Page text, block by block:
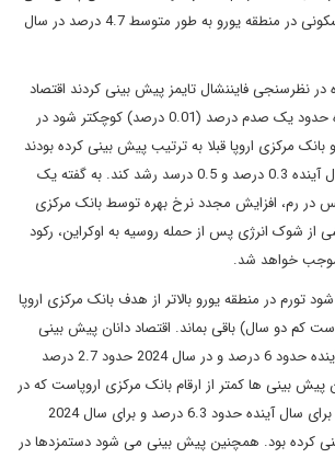
می کنند قیمت منازل مسکونی در منطقه یورو به طور متوسط 4.7 درصد در سال
در نظرسنجی فایننشال تایمز پیش بینی کردند اقتصاد
منطقه یورو در سال آینده حدود یک صدم درصد (0.01 درصد) کوچکتر شود در
مرکزی اروپا قبلا به ترتیب پیش بینی کرده بودند
اقتصاد منطقه یورو در سال آینده 0.3 درصد و 0.5 درسد رشد کند. به گفته یک
در رم، افزایش مجدد نرخ بهره توسط بانک مرکزی
از شوک انرژی پس از حمله روسیه به اوکراین، رکود
موجب خواهد شد.
در منطقه یورو بالاتر از هدف بانک مرکزی اروپا
دست کم دو سال) باقی بماند. اقتصاد دانان پیش بینی
کردند قیمت ها در سال آینده حدود 6 درصد و در سال 2024 حدود 2.7 درصد
بینی ها کمتر از ارقام بانک مرکزی اروپاست که در
ماه دسامبر جاری تورم را برای سال آینده حدود 6.3 درصد و برای سال 2024
بینی کرده بود. همچنین پیش بینی می شود دستمزدها در